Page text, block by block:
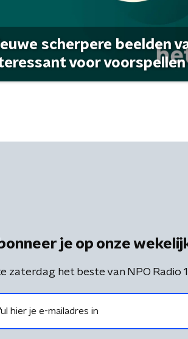
scherpere beelden
voor
je op onze
zaterdag het beste van NPO Radio